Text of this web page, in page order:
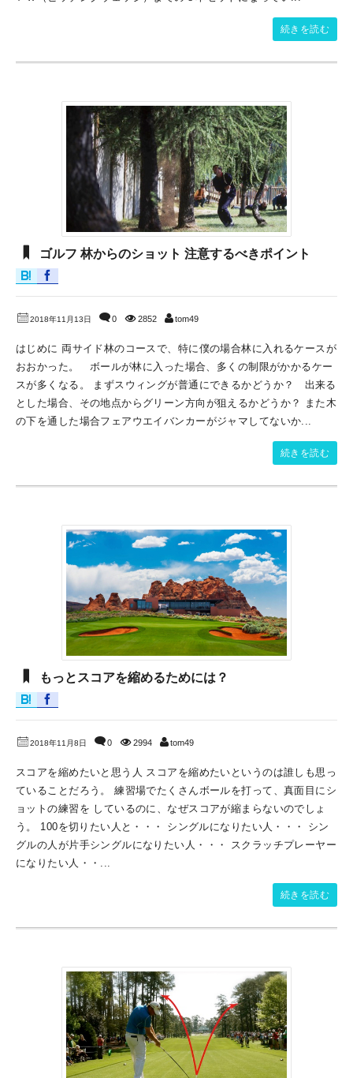
続きを読む
ゴルフ 林からのショット 注意するべきポイント
2018年11月13日 0 2852 tom49
はじめに 両サイド林のコースで、特に僕の場合林に入れるケースが
おおかった。 ボールが林に入った場合、多くの制限がかかるケー
スが多くなる。 まずスウィングが普通にできるかどうか？ 出来る
とした場合、その地点からグリーン方向が狙えるかどうか？ また木
の下を通した場合フェアウエイバンカーがジャマしてないか...
続きを読む
もっとスコアを縮めるためには？
2018年11月8日 0 2994 tom49
スコアを縮めたいと思う人 スコアを縮めたいというのは誰しも思っ
ていることだろう。 練習場でたくさんボールを打って、真面目にシ
ョットの練習を しているのに、なぜスコアが縮まらないのでしょ
う。 100を切りたい人と・・・ シングルになりたい人・・・ シン
グルの人が片手シングルになりたい人・・・ スクラッチプレーヤー
になりたい人・・...
続きを読む